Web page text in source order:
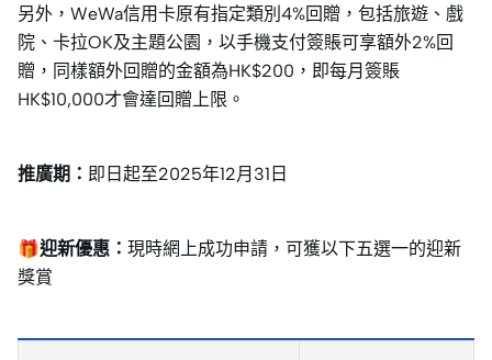
另外，WeWa信用卡原有指定類別4%回贈，包括旅遊、戲
院、卡拉OK及主題公園，以手機支付簽賬可享額外2%回
贈，同樣額外回贈的金額為HK$200，即每月簽賬
HK$10,000才會達回贈上限。
推廣期： 即日起至2025年12月31日
🎁迎新優惠： 現時網上成功申請，可獲以下五選一的迎新
獎賞